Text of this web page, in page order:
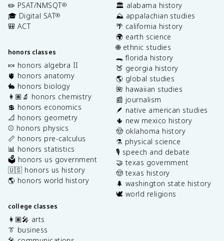
✏️ PSAT/NMSQT®
🎓 Digital SAT®
🎒 ACT
honors classes
🍬 honors algebra II
🫀 honors anatomy
🐇 honors biology
👩🏽‍🔬 honors chemistry
💲 honors economics
📐 honors geometry
⚾️ honors physics
📏 honors pre-calculus
📊 honors statistics
🗳️ honors us government
🇺🇸 honors us history
🌎 honors world history
college classes
👩🏽‍🎤 arts
👔 business
🏛️ alabama history
⛰️ appalachian studies
🌴 california history
🌍 earth science
🌐 ethnic studies
🐊 florida history
🍑 georgia history
🌎 global studies
🌺 hawaiian studies
📰 journalism
🪶 native american studies
🌵 new mexico history
🤠 oklahoma history
⚗️ physical science
🎙️ speech and debate
🤝 texas government
🤠 texas history
🌲 washington state history
🕊️ world religions